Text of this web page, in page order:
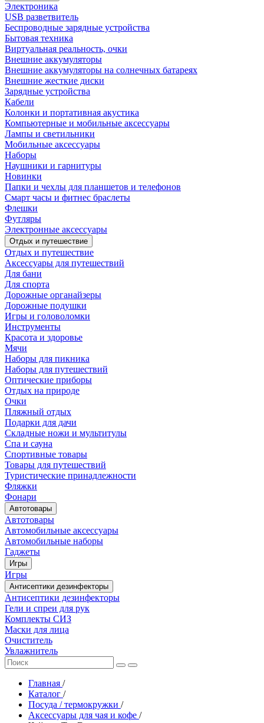
Электроника
USB разветвитель
Беспроводные зарядные устройства
Бытовая техника
Виртуальная реальность, очки
Внешние аккумуляторы
Внешние аккумуляторы на солнечных батареях
Внешние жесткие диски
Зарядные устройства
Кабели
Колонки и портативная акустика
Компьютерные и мобильные аксессуары
Лампы и светильники
Мобильные аксессуары
Наборы
Наушники и гарнитуры
Новинки
Папки и чехлы для планшетов и телефонов
Смарт часы и фитнес браслеты
Флешки
Футляры
Электронные аксессуары
Отдых и путешествие
Отдых и путешествие
Аксессуары для путешествий
Для бани
Для спорта
Дорожные органайзеры
Дорожные подушки
Игры и головоломки
Инструменты
Красота и здоровье
Мячи
Наборы для пикника
Наборы для путешествий
Оптические приборы
Отдых на природе
Очки
Пляжный отдых
Подарки для дачи
Складные ножи и мультитулы
Спа и сауна
Спортивные товары
Товары для путешествий
Туристические принадлежности
Фляжки
Фонари
Автотовары
Автотовары
Автомобильные аксессуары
Автомобильные наборы
Гаджеты
Игры
Игры
Антисептики дезинфекторы
Антисептики дезинфекторы
Гели и спреи для рук
Комплекты СИЗ
Маски для лица
Очиститель
Увлажнитель
Главная /
Каталог /
Посуда / термокружки /
Аксессуары для чая и кофе /